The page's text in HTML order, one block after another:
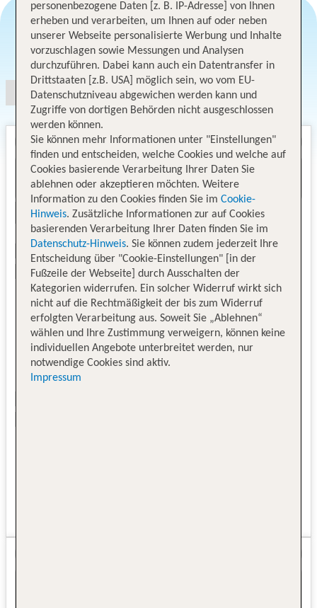
Angebotsauswahl
personenbezogene Daten [z. B. IP-Adresse] von Ihnen
erheben und verarbeiten, um Ihnen auf oder neben
unserer Webseite personalisierte Werbung und Inhalte
vorzuschlagen sowie Messungen und Analysen
durchzuführen. Dabei kann auch ein Datentransfer in
Drittstaaten [z.B. USA] möglich sein, wo vom EU-
Datenschutzniveau abgewichen werden kann und
Zugriffe von dortigen Behörden nicht ausgeschlossen
werden können.
Sie können mehr Informationen unter "Einstellungen"
finden und entscheiden, welche Cookies und welche auf
Cookies basierende Verarbeitung Ihrer Daten Sie
ablehnen oder akzeptieren möchten. Weitere
Information zu den Cookies finden Sie im Cookie-
Hinweis. Zusätzliche Informationen zur auf Cookies
basierenden Verarbeitung Ihrer Daten finden Sie im
Datenschutz-Hinweis. Sie können zudem jederzeit Ihre
Entscheidung über "Cookie-Einstellungen" [in der
Fußzeile der Webseite] durch Ausschalten der
Kategorien widerrufen. Ein solcher Widerruf wirkt sich
nicht auf die Rechtmäßigkeit der bis zum Widerruf
erfolgten Verarbeitung aus. Soweit Sie „Ablehnen“
wählen und Ihre Zustimmung verweigern, können keine
individuellen Angebote unterbreitet werden, nur
notwendige Cookies sind aktiv.
Impressum